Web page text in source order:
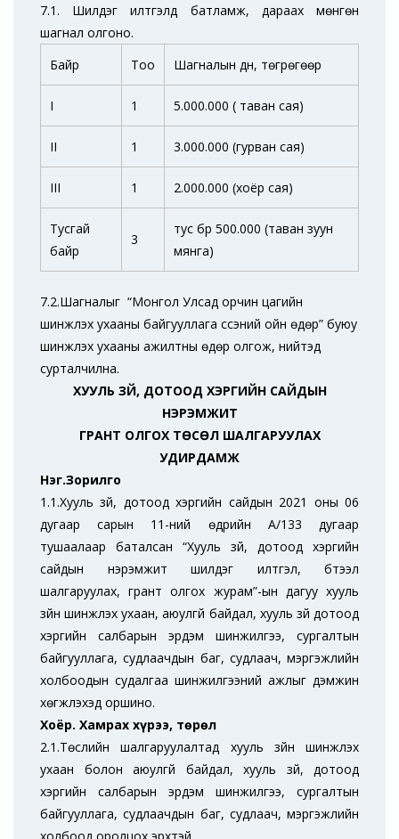
7.1. Шилдэг илтгэлд батламж, дараах мөнгөн
шагнал олгоно.
Байр
Тоо Шагналын дүн, төгрөгөөр
I 1 5.000.000 ( таван сая)
II 1 3.000.000 (гурван сая)
III 1 2.000.000 (хоёр сая)
Тусгай
байр
3
тус бүр 500.000 (таван зуун
мянга)
7.2.Шагналыг “Монгол Улсад орчин цагийн
шинжлэх ухааны байгууллага үүссэний ойн өдөр” буюу
шинжлэх ухааны ажилтны өдөр олгож, нийтэд
сурталчилна.
ХУУЛЬ ЗҮЙ, ДОТООД ХЭРГИЙН САЙДЫН
НЭРЭМЖИТ
ГРАНТ ОЛГОХ ТӨСӨЛ ШАЛГАРУУЛАХ
УДИРДАМЖ
Нэг.Зорилго
1.1.Хууль зүй, дотоод хэргийн сайдын 2021 оны 06
дугаар сарын 11-ний өдрийн А/133 дугаар
тушаалаар баталсан “Хууль зүй, дотоод хэргийн
сайдын нэрэмжит шилдэг илтгэл, бүтээл
шалгаруулах, грант олгох журам”-ын дагуу хууль
зүйн шинжлэх ухаан, аюулгүй байдал, хууль зүй дотоод
хэргийн салбарын эрдэм шинжилгээ, сургалтын
байгууллага, судлаачдын баг, судлаач, мэргэжлийн
холбоодын судалгаа шинжилгээний ажлыг дэмжин
хөгжүүлэхэд оршино.
Хоёр. Хамрах хүрээ, төрөл
2.1.Төслийн шалгаруулалтад хууль зүйн шинжлэх
ухаан болон аюулгүй байдал, хууль зүй, дотоод
хэргийн салбарын эрдэм шинжилгээ, сургалтын
байгууллага, судлаачдын баг, судлаач, мэргэжлийн